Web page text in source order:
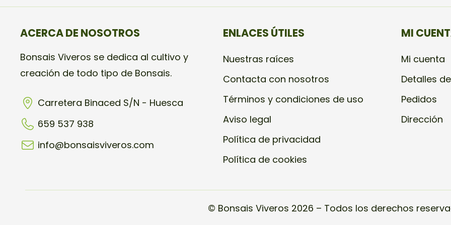
ACERCA DE NOSOTROS
Bonsais Viveros se dedica al cultivo y
creación de todo tipo de Bonsais.
Carretera Binaced S/N - Huesca
659 537 938
info@bonsaisviveros.com
ENLACES ÚTILES
Nuestras raíces
Contacta con nosotros
Términos y condiciones de uso
Aviso legal
Política de privacidad
Política de cookies
MI
Mi cuenta
Detalles
Pedidos
Dirección
© Bonsais Viveros 2026 – Todos los derechos